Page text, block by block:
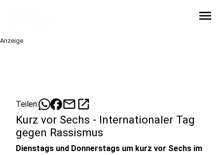
menu
Anzeige
Teilen: mailopen_in_new
Kurz vor Sechs - Internationaler Tag
gegen Rassismus
Dienstags und Donnerstags um kurz vor Sechs im